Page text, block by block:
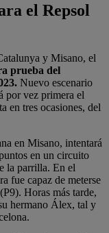
el Repsol
y Misano, el
prueba del
Nuevo escenario
por vez primera el
en tres ocasiones, del
en Misano, intentará
en un circuito
la parrilla. En el
fue capaz de meterse
Horas más tarde,
hermano Álex, tal y